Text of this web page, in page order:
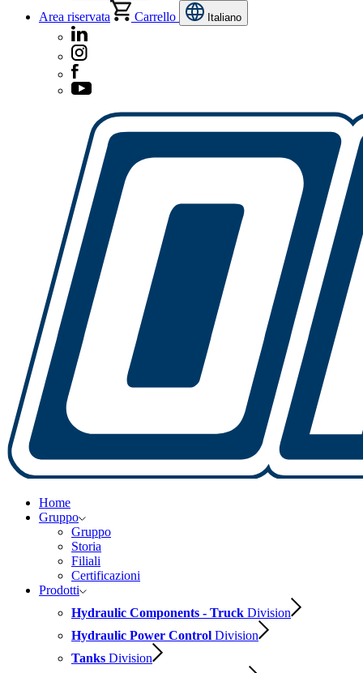
Area riservata
Carrello Italiano
Home
Gruppo
Gruppo
Storia
Filiali
Certificazioni
Prodotti
Hydraulic Components - Truck Division
Hydraulic Power Control Division
Tanks Division